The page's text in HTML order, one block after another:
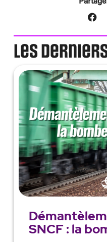
Les
SNCF : la